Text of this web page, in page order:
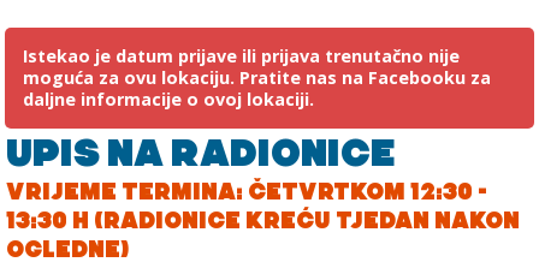
Istekao je datum prijave ili prijava trenutačno nije
moguća za ovu lokaciju. Pratite nas na Facebooku za
daljne informacije o ovoj lokaciji.
UPIS NA RADIONICE
VRIJEME TERMINA: ČETVRTKOM 12:30 -
13:30 H (RADIONICE KREĆU TJEDAN NAKON
OGLEDNE)